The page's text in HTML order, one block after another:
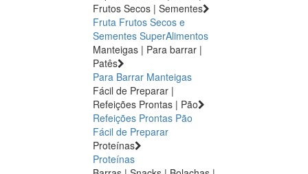
Frutos Secos | Sementes
Fruta Frutos Secos e
Sementes SuperAlimentos
Manteigas | Para barrar |
Patês
Para Barrar Manteigas
Fácil de Preparar |
Refeições Prontas | Pão
Refeições Prontas Pão
Fácil de Preparar
Proteínas
Proteínas